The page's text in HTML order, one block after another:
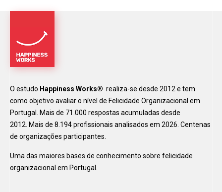
O estudo Happiness Works® realiza-se desde 2012 e tem
como objetivo avaliar o nível de Felicidade Organizacional em
Portugal. Mais de 71.000 respostas acumuladas desde
2012. Mais de 8.194 profissionais analisados em 2026. Centenas
de organizações participantes.
Uma das maiores bases de conhecimento sobre felicidade
organizacional em Portugal.